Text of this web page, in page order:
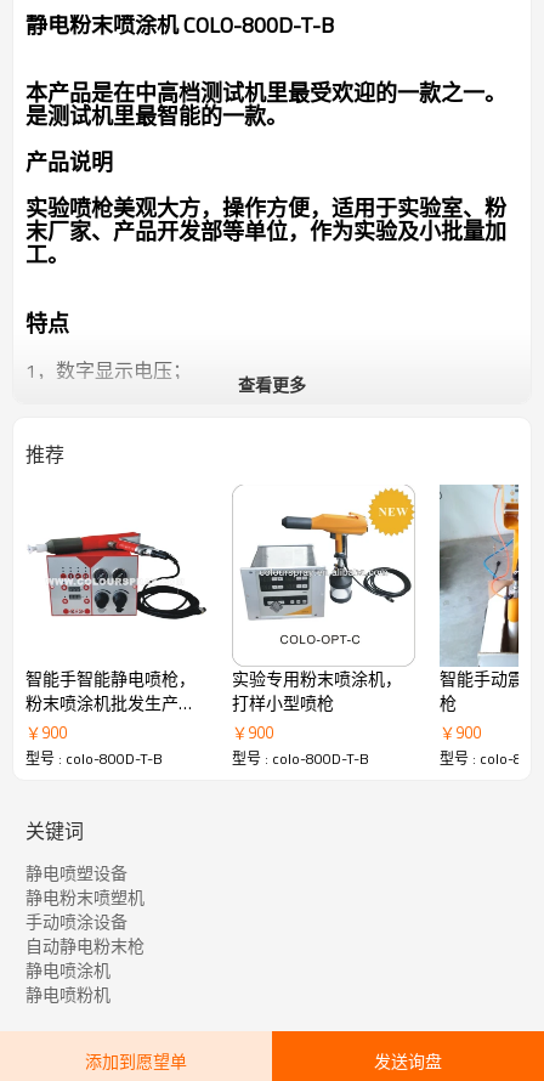
静电粉末喷涂机 COLO-800D-T-B
本产品是在中高档测试机里最受欢迎的一款之一。
是测试机里最智能的一款。
产品说明
实验喷枪美观大方，操作方便，适用于实验室、粉
末厂家、产品开发部等单位，作为实验及小批量加
工。
特点
1，数字显示电压；
2，电脑程序控制，按键式面板，专门针对复杂工件，三
1） 凹槽件模式
扇形喷嘴的应用：平面喷涂效果极佳；便于喷涂于深凹
处，克服拉第屏蔽现象；强大的穿盘力适用于设计复杂的
2） 平板模式
圆形喷嘴的应用：良好及高效的传输性能，增强粉末回包
效果；适用于不同的工作。
3）重喷件模式
圆形或扇形喷嘴的应用：高质量重喷，超高膜厚涂装；保
证重喷件的均匀光洁，消除“橘皮”现象；适合喷涂电传导
性能低的工作。
技术参数：
输入电压:200～240VAC
输入功率:50W
输出电流:0-120uA
最大粉量:600g/min
最大空气消耗量:24m3/h
安全指标:IP54
采用台湾亚德客气动元件，保持精密气动调节，使雾化更
使用达10万次，比一般国产气动元件在质量上有质的飞
跃。线路板采用100%进口电子元件，关键芯片采用意大利
查看更多
推荐
智能手智能静电喷枪，
粉末喷涂机批发生产厂
家
￥900
型号 : colo-800D-T-B
实验专用粉末喷涂机，
打样小型喷枪
￥900
型号 : colo-800D-T-B
智能手动震
枪
￥900
型号 : colo-
关键词
静电喷塑设备
静电粉末喷塑机
手动喷涂设备
自动静电粉末枪
静电喷涂机
静电喷粉机
添加到愿望单 发送询盘